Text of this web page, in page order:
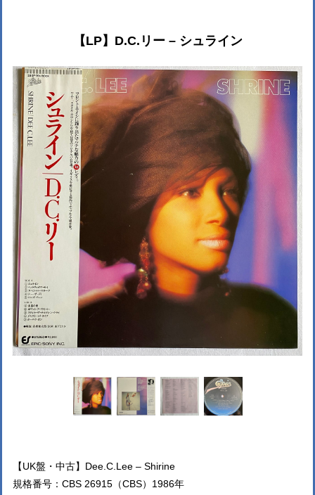
【LP】D.C.リー – シュライン
【UK盤・中古】Dee.C.Lee – Shirine
規格番号：CBS 26915（CBS）1986年